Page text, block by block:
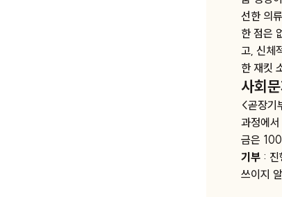
선한 의
한 점은
고, 신체
한 재킷
사회
<곧장기
과정에
금은
기부 : 진
쓰이지